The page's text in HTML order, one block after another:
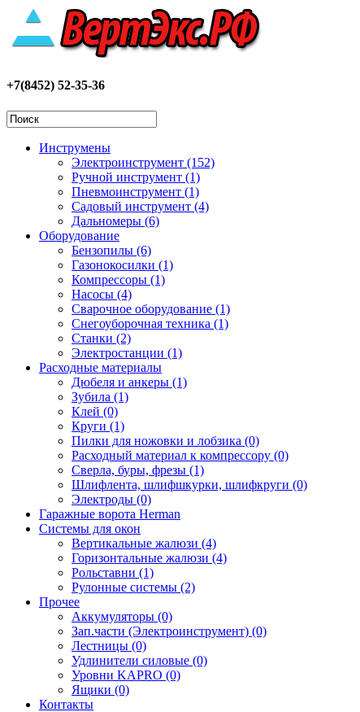
+7(8452) 52-35-36
Инструмены
Электроинструмент (152)
Ручной инструмент (1)
Пневмоинструмент (1)
Садовый инструмент (4)
Дальномеры (6)
Оборудование
Бензопилы (6)
Газонокосилки (1)
Компрессоры (1)
Насосы (4)
Сварочное оборудование (1)
Снегоуборочная техника (1)
Станки (2)
Электростанции (1)
Расходные материалы
Дюбеля и анкеры (1)
Зубила (1)
Клей (0)
Круги (1)
Пилки для ножовки и лобзика (0)
Расходный материал к компрессору (0)
Сверла, буры, фрезы (1)
Шлифлента, шлифшкурки, шлифкруги (0)
Электроды (0)
Гаражные ворота Herman
Системы для окон
Вертикальные жалюзи (4)
Горизонтальные жалюзи (4)
Рольставни (1)
Рулонные системы (2)
Прочее
Аккумуляторы (0)
Зап.части (Электроинструмент) (0)
Лестницы (0)
Удлинители силовые (0)
Уровни KAPRO (0)
Ящики (0)
Контакты